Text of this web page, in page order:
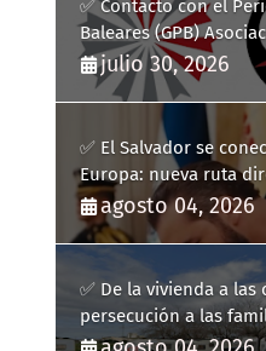
✅ Contacto con el
Baleares (GPB)
Comunicación
julio 30, 2026
✅ El Salvador se
Europa: nueva ruta
agosto 04, 2026
✅ De la vivienda a las
persecución a las
y la complicidad de